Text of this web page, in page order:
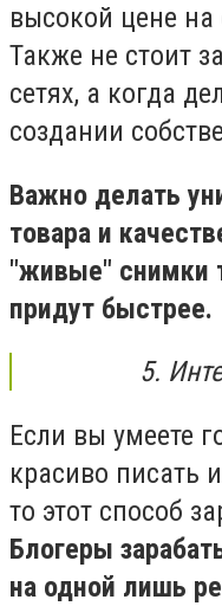
высокой цене
Также не стоит
сетях, а когда
создании
Важно делать
товара и
"живые" снимки
придут быстрее.
5.
Если вы умеете
красиво писать
то этот способ
Блогеры
на одной лишь